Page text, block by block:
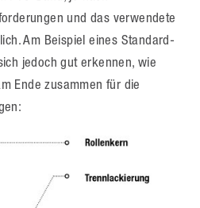
und das verwendete
Am Beispiel eines Standard-
jedoch gut erkennen, wie
Ende zusammen für die